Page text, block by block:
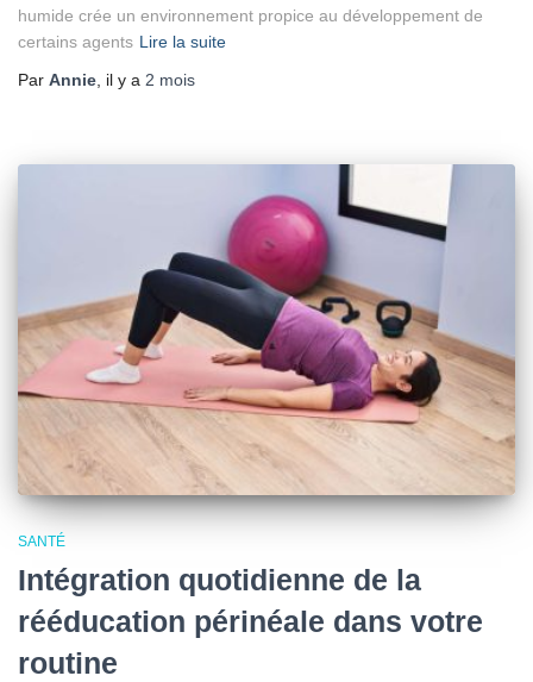
humide crée un environnement propice au développement de
certains agents Lire la suite
Par Annie , il y a 2 mois
SANTÉ
Intégration quotidienne de la
rééducation périnéale dans votre
routine